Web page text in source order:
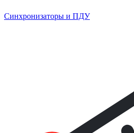
Синхронизаторы и ПДУ